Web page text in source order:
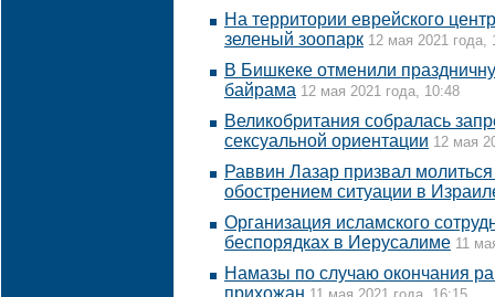
На территории еврейского
зеленый зоопарк 12 мая 2021 года,
В Бишкеке отменили
байрама 12 мая 2021 года, 10:48
Великобритания собралась
сексуальной ориентации 12 мая
Раввин Лазар призвал
обострением ситуации в
Организация исламского
беспорядках в Иерусалиме 11
Намазы по случаю окончания
прихожан